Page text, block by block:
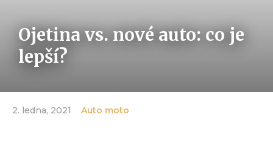
Ojetina vs. nové auto: co je
lepší?
2. ledna, 2021 Auto moto